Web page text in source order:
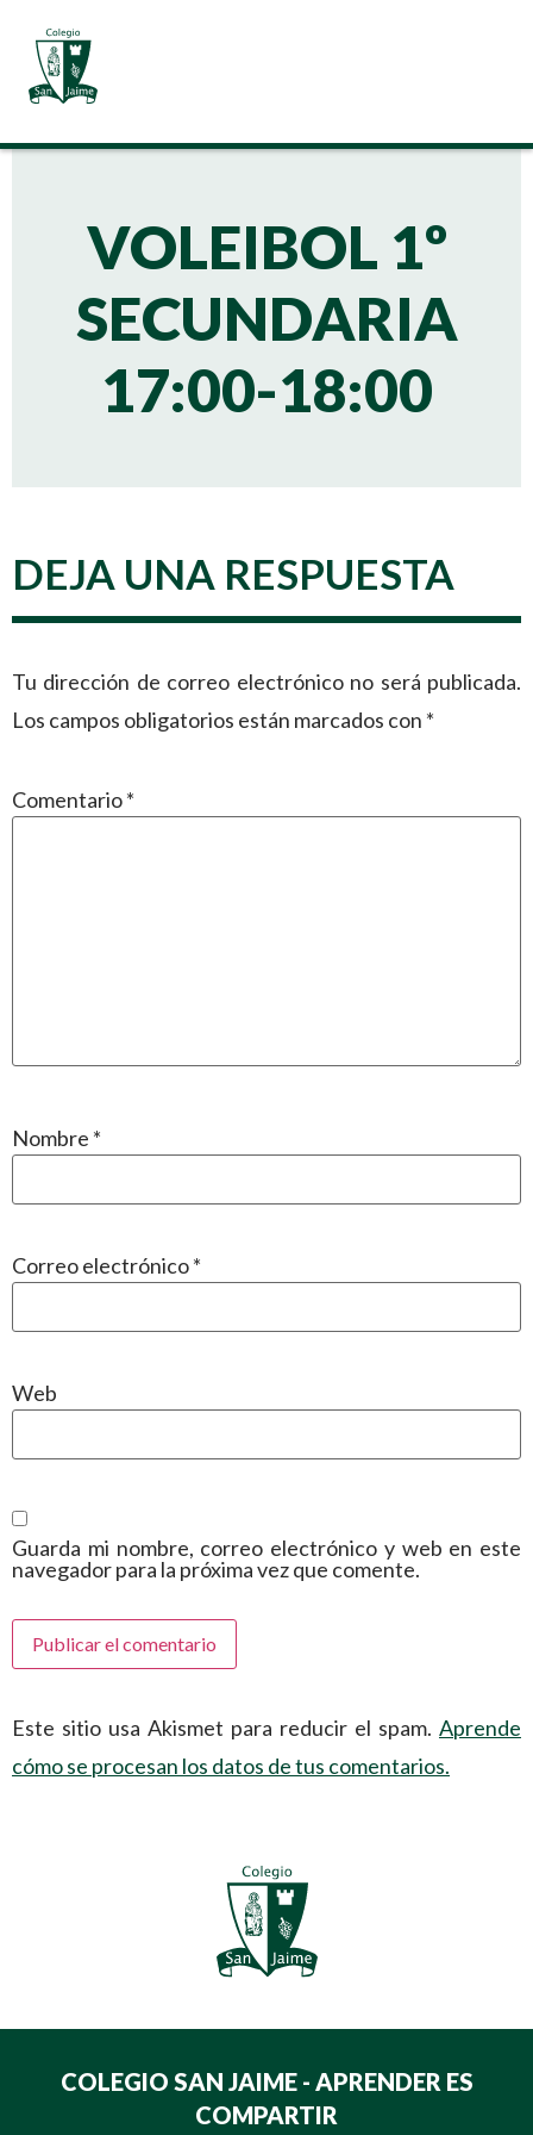
VOLEIBOL 1º
SECUNDARIA
17:00-18:00
DEJA UNA RESPUESTA
Tu dirección de correo electrónico no será publicada.
Los campos obligatorios están marcados con *
Comentario*
Nombre *
Correo electrónico*
Web
Guarda mi nombre, correo electrónico y web en este
navegador para la próxima vez que comente.
Este sitio usa Akismet para reducir el spam. Aprende
cómo se procesan los datos de tus comentarios.
COLEGIO SAN JAIME - APRENDER ES
COMPARTIR